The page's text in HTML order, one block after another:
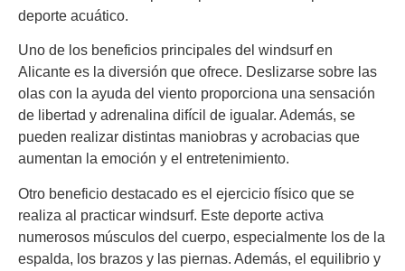
deporte acuático.
Uno de los beneficios principales del windsurf en
Alicante es la diversión que ofrece. Deslizarse sobre las
olas con la ayuda del viento proporciona una sensación
de libertad y adrenalina difícil de igualar. Además, se
pueden realizar distintas maniobras y acrobacias que
aumentan la emoción y el entretenimiento.
Otro beneficio destacado es el ejercicio físico que se
realiza al practicar windsurf. Este deporte activa
numerosos músculos del cuerpo, especialmente los de la
espalda, los brazos y las piernas. Además, el equilibrio y